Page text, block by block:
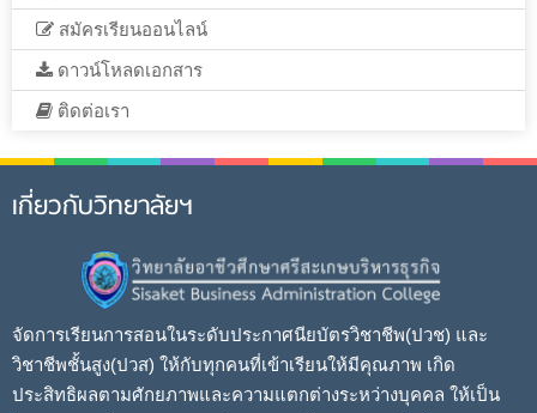
สมัครเรียนออนไลน์
ดาวน์โหลดเอกสาร
ติดต่อเรา
เกี่ยวกับวิทยาลัยฯ
จัดการเรียนการสอนในระดับประกาศนียบัตรวิชาชีพ(ปวช) และ
วิชาชีพชั้นสูง(ปวส) ให้กับทุกคนที่เข้าเรียนให้มีคุณภาพ เกิด
ประสิทธิผลตามศักยภาพและความแตกต่างระหว่างบุคคล ให้เป็น